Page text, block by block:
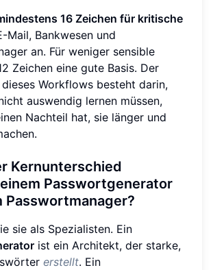
16 Zeichen für kritische
Mail, Bankwesen und
an. Für weniger sensible
Zeichen eine gute Basis. Der
Workflows besteht darin,
auswendig lernen müssen,
Nachteil hat, sie länger und
Kernunterschied
Passwortgenerator
Passwortmanager?
sie als Spezialisten. Ein
ist ein Architekt, der starke,
erstellt. Ein